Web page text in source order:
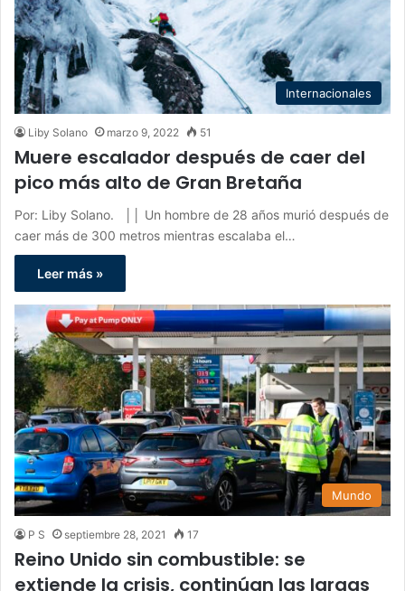
Internacionales
Liby Solano marzo 9, 2022 51
Muere escalador después de caer del
pico más alto de Gran Bretaña
Por: Liby Solano. ││ Un hombre de 28 años murió después de
caer más de 300 metros mientras escalaba el…
Leer más »
Mundo
P S septiembre 28, 2021 17
Reino Unido sin combustible: se
extiende la crisis, continúan las largas